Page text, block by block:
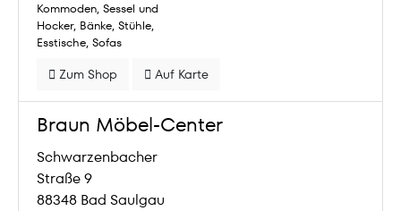
Kommoden Sessel und
Hocker Bänke Stühle
Esstische Sofas
Zum Shop Auf Karte
Braun Möbel-Center
Schwarzenbacher
Straße 9
88348 Bad Saulgau